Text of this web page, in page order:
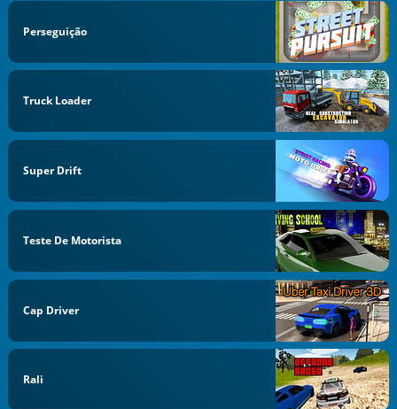
Perseguição
Truck Loader
Super Drift
Teste De Motorista
Cap Driver
Rali